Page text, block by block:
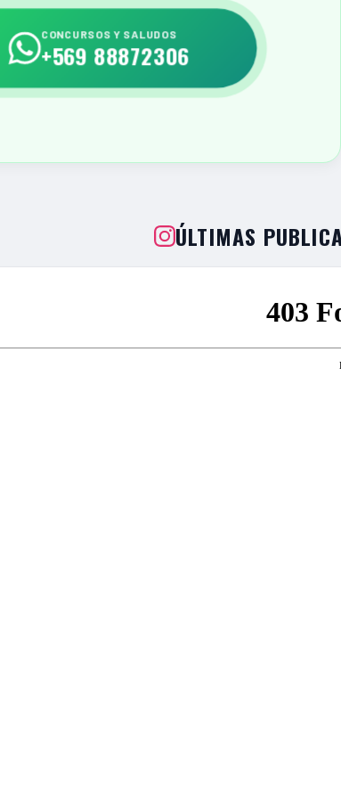
CONCURSOS Y SALUDOS
+569 88872306
ÚLTIMAS